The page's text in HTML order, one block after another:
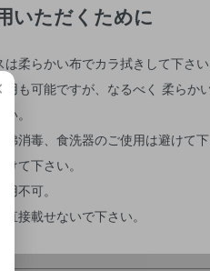
いただくために
は柔らかい布でカラ拭きして下さい
用も可能ですが、なるべく 柔らか
。
沸消毒、食洗器のご使用は避けて下
けて下さい。
不可。
直接載せないで下さい。